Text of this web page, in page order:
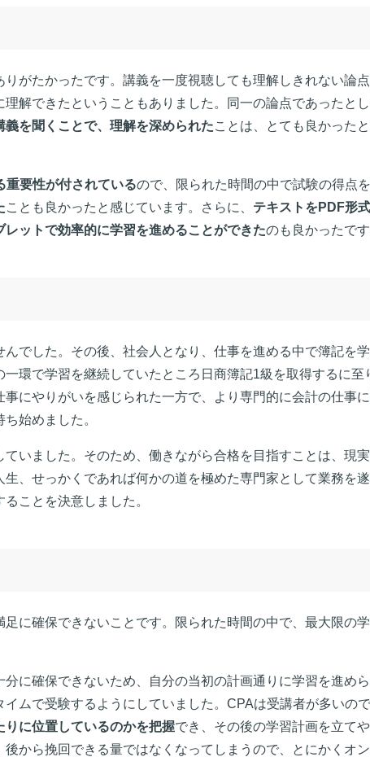
りがたかったです。講義を一度視聴しても理解しきれない論
解できたということもありました。同一の論点であったとし
義を聞くことで、理解を深められたことは、とても良かった
重要性が付されているので、限られた時間の中で試験の得点
ことも良かったと感じています。さらに、 テキストをPDF形
ットで効率的に学習を進めることができたのも良かったです
でした。その後、社会人となり、仕事を進める中で簿記を
環で学習を継続していたところ日商簿記1級を取得するに至
にやりがいを感じられた一方で、より専門的に会計の仕事
始めました。
いました。そのため、働きながら合格を目指すことは、現
、せっかくであれば何かの道を極めた専門家として業務を
ことを決意しました。
に確保できないことです。限られた時間の中で、最大限の
分に確保できないため、自分の当初の計画通りに学習を進め
ムで受験するようにしていました。CPAは受講者が多いの
に位置しているのかを把握でき、その後の学習計画を立て
から挽回できる量ではなくなってしまうので、とにかくオ